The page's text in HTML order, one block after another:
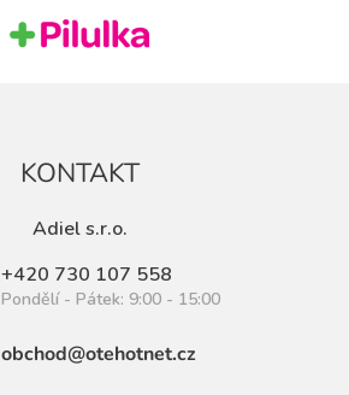
KONTAKT
Adiel s.r.o.
+420 730 107 558
Pondělí - Pátek: 9:00 - 15:00
obchod@otehotnet.cz